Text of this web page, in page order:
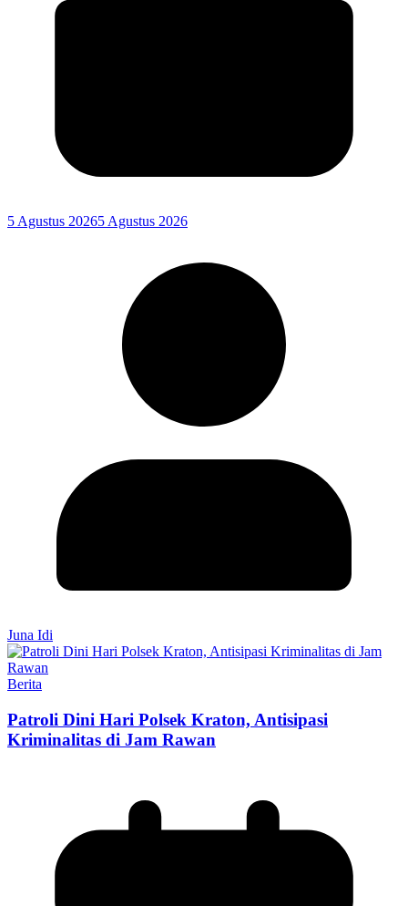
5 Agustus 20265 Agustus 2026
Juna Idi
Berita
Patroli Dini Hari Polsek Kraton, Antisipasi
Kriminalitas di Jam Rawan